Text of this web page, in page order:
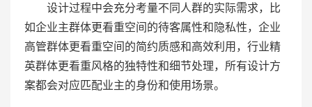
设计过程中会充分考量不同人群的实际需求，比
如企业主群体更看重空间的待客属性和隐私性，企业
高管群体更看重空间的简约质感和高效利用，行业精
英群体更看重风格的独特性和细节处理，所有设计方
案都会对应匹配业主的身份和使用场景。